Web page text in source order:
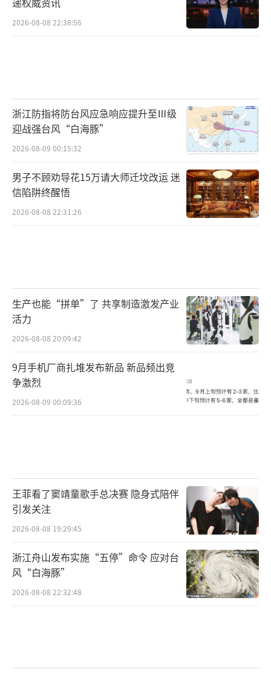
2026-08-08 22:38:56
浙江防指将防台风应急响应提升至Ⅲ级
迎战强台风“白海豚”
2026-08-09 00:15:32
男子不顾劝导花15万请大师迁坟改运 迷
信陷阱终醒悟
2026-08-08 22:31:26
生产也能“拼单”了 共享制造激发产业
活力
2026-08-08 20:09:42
9月手机厂商扎堆发布新品 新品频出竞
争激烈
2026-08-09 00:09:36
王菲看了窦靖童歌手总决赛 隐身式陪伴
引发关注
2026-08-08 19:29:45
浙江舟山发布实施“五停”命令 应对台
风“白海豚”
2026-08-08 22:32:48